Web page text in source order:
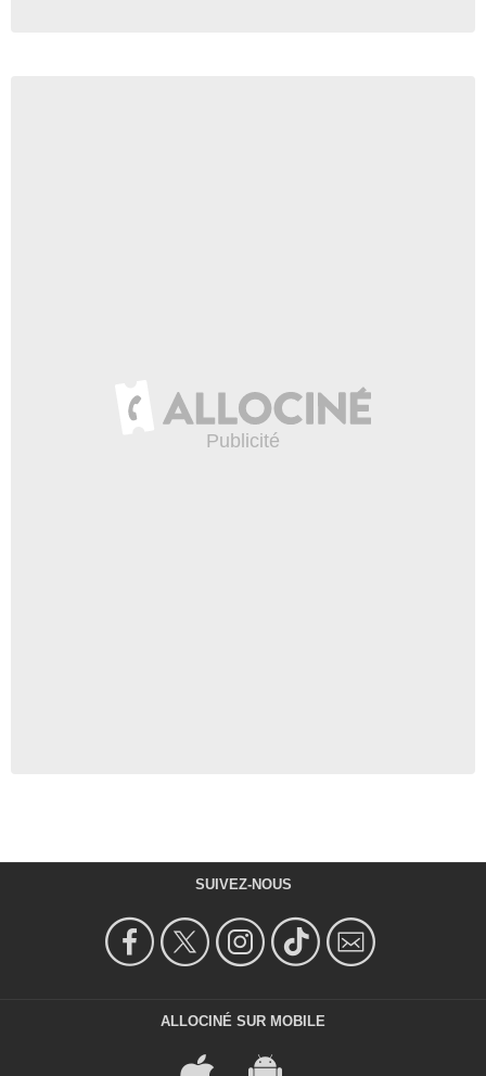
SUIVEZ-NOUS
ALLOCINÉ SUR MOBILE